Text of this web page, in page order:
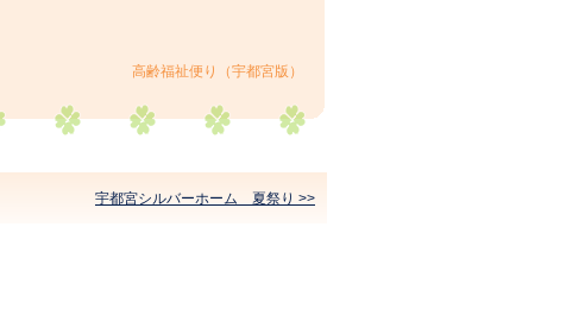
高齢福祉便り（宇都宮版）
宇都宮シルバーホーム 夏祭り >>